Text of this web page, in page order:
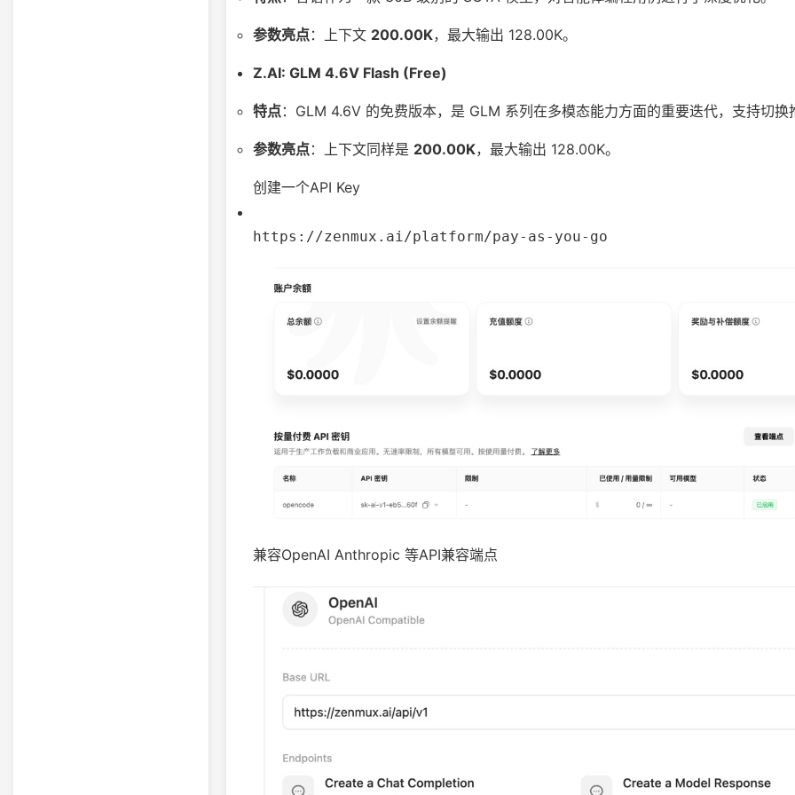
参数亮点：上下文 200.00K，最大输出 128.00K。
Z.AI: GLM 4.6V Flash (Free)
特点：GLM 4.6V 的免费版本，是 GLM 系列在多模态能力方面的重要迭代，支持切换
参数亮点：上下文同样是 200.00K，最大输出 128.00K。
创建一个API Key
https://zenmux.ai/platform/pay-as-you-go
兼容OpenAI Anthropic 等API兼容端点